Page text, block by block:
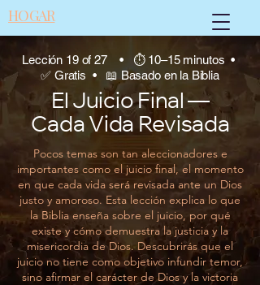
HOGAR
Lección 19 of 27 • ⏱ 10–15 minutos •
✅ Gratis • 📖 Basado en la Biblia
El Juicio Final —
Cada Vida Revisada
Pocos temas son tan aleccionadores e
importantes como el juicio final, el momento
en que cada vida será revisada ante un Dios
justo y amoroso. Esta lección explica lo que
la Biblia enseña sobre el juicio, por qué
existe y cómo demuestra la justicia y la
misericordia de Dios. Descubrirás que el
juicio no tiene como objetivo infundir temor,
sino afirmar el carácter de Dios y la victoria